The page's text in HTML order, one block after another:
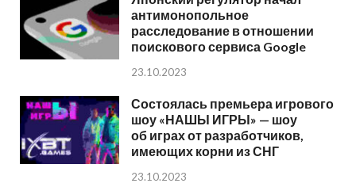
антимонопольное
расследование в отношении
поискового сервиса Google
23.10.2023
Состоялась премьера игрового
шоу «НАШЫ ИГРЫ» — шоу
об играх от разработчиков,
имеющих корни из СНГ
23.10.2023